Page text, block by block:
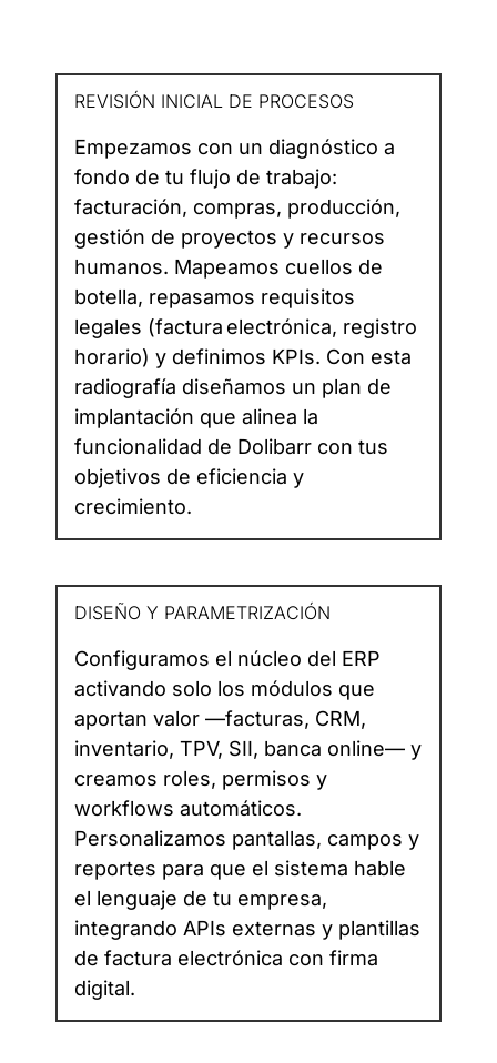
REVISIÓN INICIAL DE PROCESOS
Empezamos con un diagnóstico a
fondo de tu flujo de trabajo:
facturación, compras, producción,
gestión de proyectos y recursos
humanos. Mapeamos cuellos de
botella, repasamos requisitos
legales (factura electrónica, registro
horario) y definimos KPIs. Con esta
radiografía diseñamos un plan de
implantación que alinea la
funcionalidad de Dolibarr con tus
objetivos de eficiencia y
crecimiento.
DISEÑO Y PARAMETRIZACIÓN
Configuramos el núcleo del ERP
activando solo los módulos que
aportan valor —facturas, CRM,
inventario, TPV, SII, banca online— y
creamos roles, permisos y
workflows automáticos.
Personalizamos pantallas, campos y
reportes para que el sistema hable
el lenguaje de tu empresa,
integrando APIs externas y plantillas
de factura electrónica con firma
digital.